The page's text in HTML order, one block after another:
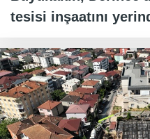
tesisi inşaatını